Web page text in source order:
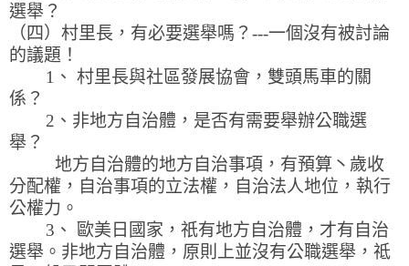
選舉？
（四）村里長，有必要選舉嗎？---一個沒有被討論
的議題！
1、 村里長與社區發展協會，雙頭馬車的關
係？
2、非地方自治體，是否有需要舉辦公職選
舉？
地方自治體的地方自治事項，有預算丶歲收
分配權，自治事項的立法權，自治法人地位，執行
公權力。
3、 歐美日國家，祇有地方自治體，才有自治
選舉。非地方自治體，原則上並沒有公職選舉，祗